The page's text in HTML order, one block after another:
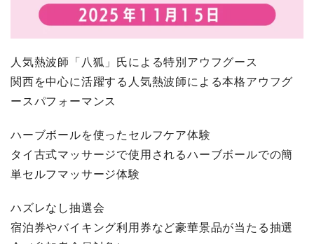
人気熱波師「八狐」氏による特別アウフグース
関西を中心に活躍する人気熱波師による本格アウフグ
ースパフォーマンス
ハーブボールを使ったセルフケア体験
タイ古式マッサージで使用されるハーブボールでの簡
単セルフマッサージ体験
ハズレなし抽選会
宿泊券やバイキング利用券など豪華景品が当たる抽選